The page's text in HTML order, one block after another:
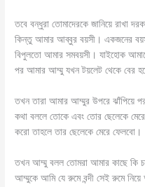
তবে বন্ধুরা তোমাদেরকে জানিয়ে রাখা
কিন্তু আমার আব্বুর বয়সী। একজনের
বিপুলতো আমার সমবয়সী। যাইহোক
পর আমার আম্মু যখন টয়লেট থেকে
তখন তারা আমার আম্মুর উপরে ঝাঁপিয়ে
কথা বললে তোকে এবং তোর ছেলেকে
করো তাহলে তার ছেলেকে মেরে ফেলবো।
তখন আম্মু বলল তোমরা আমার কাছে কি
আম্মুকে আমি যে রুমে বন্দী সেই রুমে